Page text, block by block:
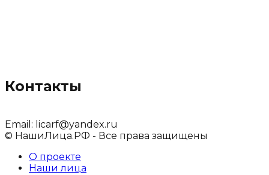
Контакты
Email: licarf@yandex.ru
© НашиЛица.РФ - Все права защищены
О проекте
Наши лица